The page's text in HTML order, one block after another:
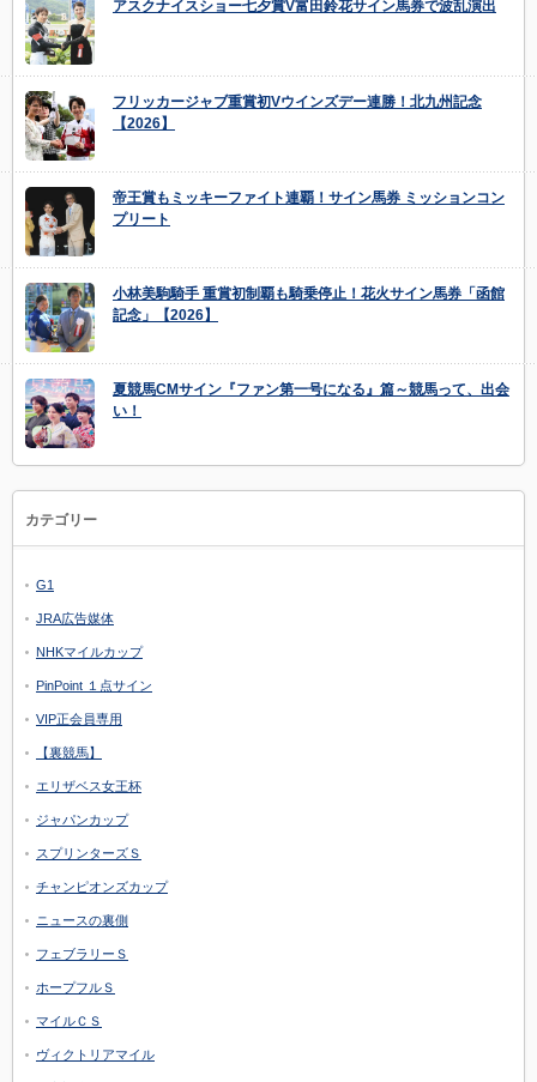
アスクナイスショー七夕賞V富田鈴花サイン馬券で波乱演出
フリッカージャブ重賞初Vウインズデー連勝！北九州記念
【2026】
帝王賞もミッキーファイト連覇！サイン馬券 ミッションコン
プリート
小林美駒騎手 重賞初制覇も騎乗停止！花火サイン馬券「函館
記念」【2026】
夏競馬CMサイン『ファン第一号になる』篇～競馬って、出会
い！
カテゴリー
G1
JRA広告媒体
NHKマイルカップ
PinPoint １点サイン
VIP正会員専用
【裏競馬】
エリザベス女王杯
ジャパンカップ
スプリンターズＳ
チャンピオンズカップ
ニュースの裏側
フェブラリーＳ
ホープフルＳ
マイルＣＳ
ヴィクトリアマイル